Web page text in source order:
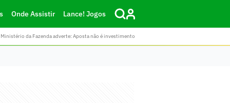
Onde Assistir Lance! Jogos
da Fazenda adverte: Aposta não é investimento